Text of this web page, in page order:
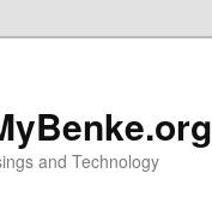
and Technology